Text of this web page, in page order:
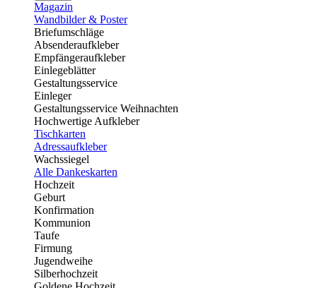
Magazin
Wandbilder & Poster
Briefumschläge
Absenderaufkleber
Empfängeraufkleber
Einlegeblätter
Gestaltungsservice
Einleger
Gestaltungsservice Weihnachten
Hochwertige Aufkleber
Tischkarten
Adressaufkleber
Wachssiegel
Alle Dankeskarten
Hochzeit
Geburt
Konfirmation
Kommunion
Taufe
Firmung
Jugendweihe
Silberhochzeit